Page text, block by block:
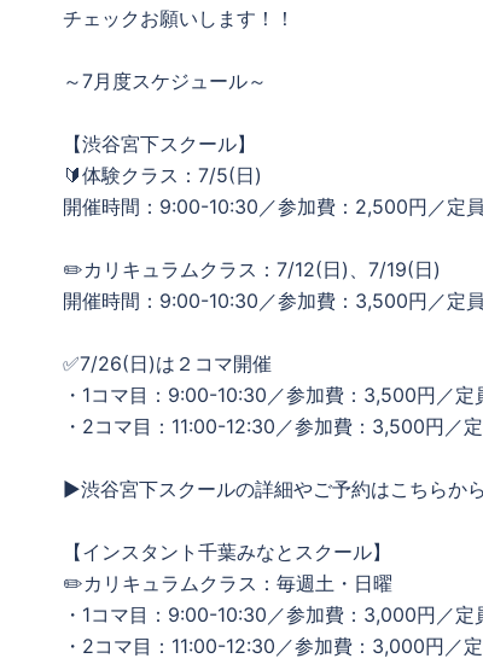
チェックお願いします！！
～7月度スケジュール～
【渋谷宮下スクール】
🔰体験クラス：7/5(日)
開催時間：9:00-10:30／参加費：2,500円／定
✏️カリキュラムクラス：7/12(日)、7/19(日)
開催時間：9:00-10:30／参加費：3,500円／定
✅7/26(日)は２コマ開催
・1コマ目：9:00-10:30／参加費：3,500円／定
・2コマ目：11:00-12:30／参加費：3,500円／
▶渋谷宮下スクールの詳細やご予約はこちらか
【インスタント千葉みなとスクール】
✏️カリキュラムクラス：毎週土・日曜
・1コマ目：9:00-10:30／参加費：3,000円／定
・2コマ目：11:00-12:30／参加費：3,000円／